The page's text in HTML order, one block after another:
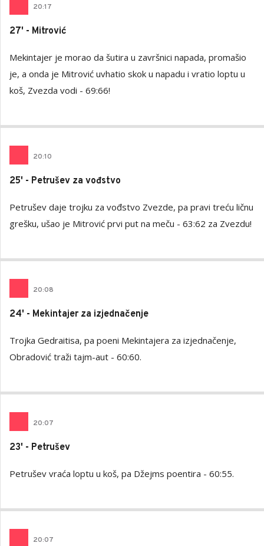
20:17
27' - Mitrović
Mekintajer je morao da šutira u završnici napada, promašio
je, a onda je Mitrović uvhatio skok u napadu i vratio loptu u
koš, Zvezda vodi - 69:66!
20:10
25' - Petrušev za vođstvo
Petrušev daje trojku za vođstvo Zvezde, pa pravi treću ličnu
grešku, ušao je Mitrović prvi put na meču - 63:62 za Zvezdu!
20:08
24' - Mekintajer za izjednačenje
Trojka Gedraitisa, pa poeni Mekintajera za izjednačenje,
Obradović traži tajm-aut - 60:60.
20:07
23' - Petrušev
Petrušev vraća loptu u koš, pa Džejms poentira - 60:55.
20:07